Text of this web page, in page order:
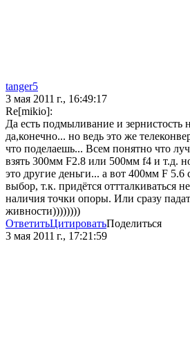
tanger5
3 мая 2011 г., 16:49:17
Re[mikio]:
Да есть подмыливание и зернистость
да,конечно... но ведь это же
что поделаешь... Всем понятно что
взять 300мм F2.8 или 500мм f4 и т.д.
это другие деньги... а вот 400мм F
выбор, т.к. придётся оттталкиваться
наличия точки опоры. Или сразу
живности))))))))
ОтветитьЦитироватьПоделиться
3 мая 2011 г., 17:21:59